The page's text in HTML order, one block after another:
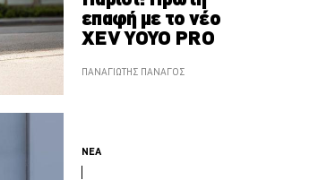
επαφή με το νέο
XEV YOYO PRO
ΠΑΝΑΓΙΩΤΗΣ ΠΑΝΑΓΟΣ
ΝΕΑ